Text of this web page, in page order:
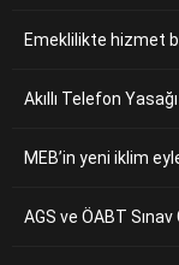
Emeklilikte hizmet
Akıllı Telefon
MEB’in yeni iklim
AGS ve ÖABT